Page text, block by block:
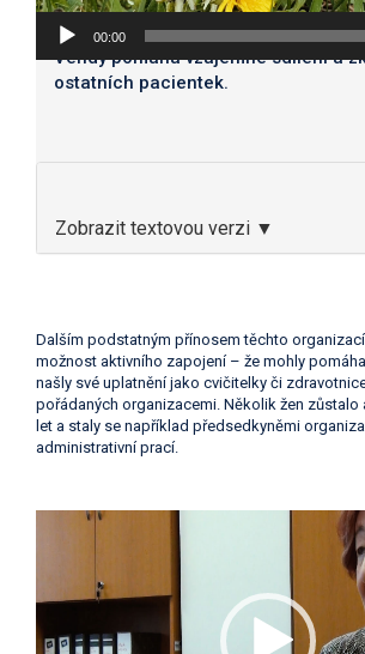
00:00
Vendy pomáhá vzájemné sdílení a
ostatních pacientek.
Zobrazit textovou verzi ▼
Dalším podstatným přínosem těchto
možnost aktivního zapojení – že mohly
našly své uplatnění jako cvičitelky či
pořádaných organizacemi. Několik žen zůstalo
let a staly se například předsedkyněmi
administrativní prací.